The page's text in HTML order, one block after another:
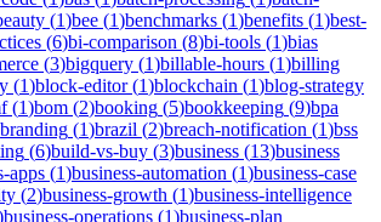
(1)bee (1)benchmarks (1)benefits (1)best-
(6)bi-comparison (8)bi-tools (1)bias
(3)bigquery (1)billable-hours (1)billing
(1)block-editor(1)blockchain (1)blog-strategy
(1)bom (2)booking (5)bookkeeping (9)bpa
branding (1)brazil (2)breach-notification (1)bss
(6)build-vs-buy (3)business (13)business
apps (1)business-automation (1)business-case
(2)business-growth (1)business-intelligence
business-operations (1)business-plan